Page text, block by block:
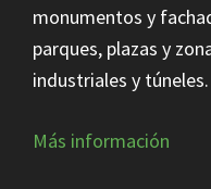
monumentos y
parques, plazas y
industriales y túneles.
Más información